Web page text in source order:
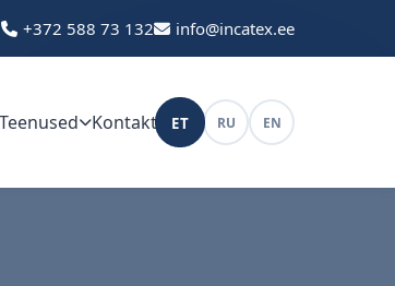
+372 588 73 132 info@incatex.ee
Teenused Kontakt ET RU EN